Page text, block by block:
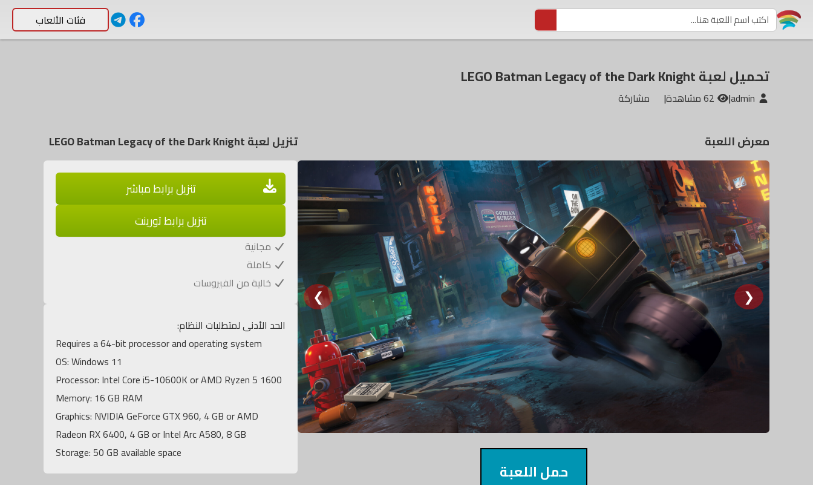
فئات الألعاب
تحميل لعبة LEGO Batman Legacy of the Dark Knight
|
| مشاركة
تنزيل لعبة LEGO Batman Legacy of the Dark Knight معرض اللعبة
تنزيل برابط مباشر
تنزيل برابط تورينت
مجانية
كاملة
خالية من الفيروسات
الحد الأدنى لمتطلبات النظام:
Requires a 64-bit processor and operating system
OS: Windows 11
Processor: Intel Core i5-10600K or AMD Ryzen 5 1600
Memory: 16 GB RAM
Graphics: NVIDIA GeForce GTX 960, 4 GB or AMD
Radeon RX 6400, 4 GB or Intel Arc A580, 8 GB
Storage: 50 GB available space
❮ ❯
حمل اللعبة